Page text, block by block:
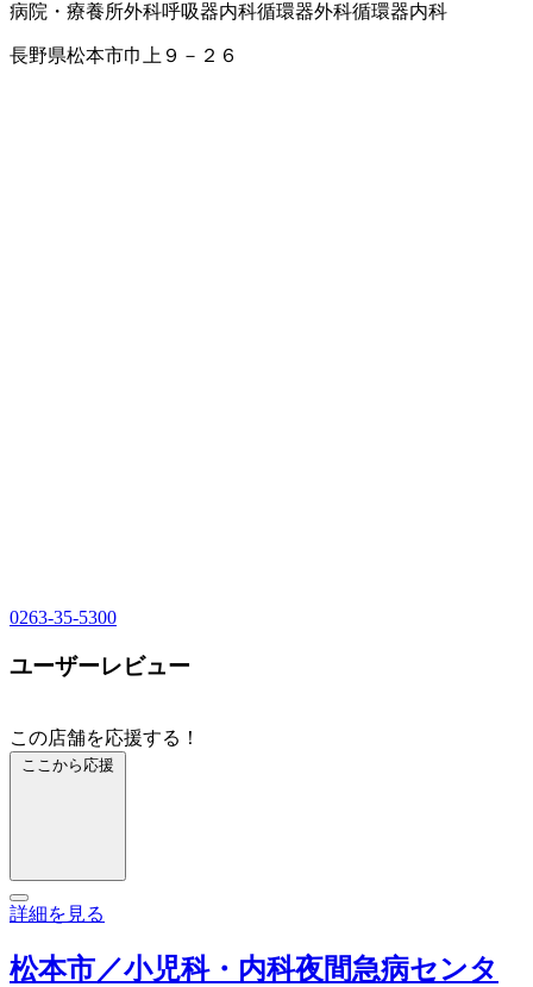
病院・療養所外科呼吸器内科循環器外科循環器内科
長野県松本市巾上９－２６
0263-35-5300
ユーザーレビュー
この店舗を応援する！
ここから応援
詳細を見る
松本市／小児科・内科夜間急病センタ